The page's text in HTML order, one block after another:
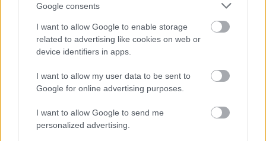
Google consents
I want to allow Google to enable storage
related to advertising like cookies on web or
device identifiers in apps.
I want to allow my user data to be sent to
Google for online advertising purposes.
I want to allow Google to send me
personalized advertising.
Bőség
Pozsonyi Roland fényképe
2013. július 19.
Merre az arra?
Hármasban